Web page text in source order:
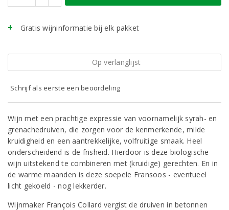
Gratis wijninformatie bij elk pakket
Op verlanglijst
Schrijf als eerste een beoordeling
Wijn met een prachtige expressie van voornamelijk syrah- en
grenachedruiven, die zorgen voor de kenmerkende, milde
kruidigheid en een aantrekkelijke, volfruitige smaak. Heel
onderscheidend is de frisheid. Hierdoor is deze biologische
wijn uitstekend te combineren met (kruidige) gerechten. En in
de warme maanden is deze soepele Fransoos - eventueel
licht gekoeld - nog lekkerder.
Wijnmaker François Collard vergist de druiven in betonnen